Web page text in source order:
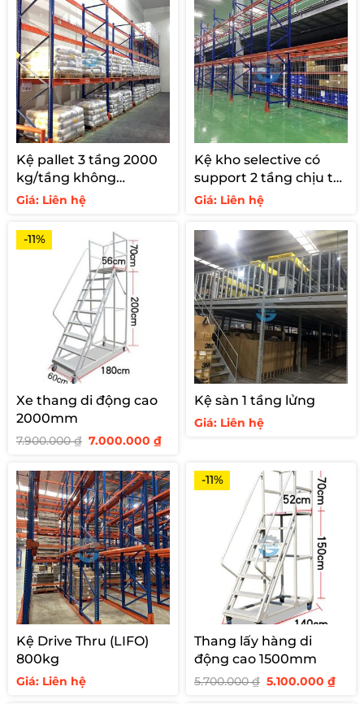
Kệ pallet 3 tầng 2000
kg/tầng không
support
Giá: Liên hệ
Kệ kho selective có
support 2 tầng chịu tải
1200kg
Giá: Liên hệ
-11%
Xe thang di động cao
2000mm
7.900.000₫ Giá
7.900.000 ₫.
7.000.000₫Giá
là:
7.000.000 ₫.
Kệ sàn 1 tầng lửng
Giá: Liên hệ
Kệ Drive Thru (LIFO)
800kg
Giá: Liên hệ
-11%
Thang lấy hàng di
động cao 1500mm
5.700.000₫ Giá
5.100.000₫Giá